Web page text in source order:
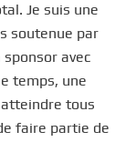
Je suis une
soutenue par
avec
temps, une
tous
faire partie de